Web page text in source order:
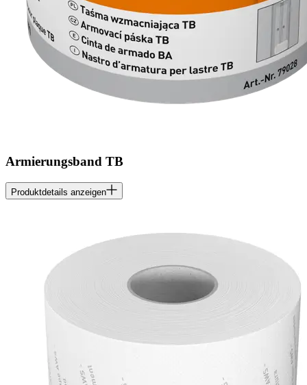
Armierungsband TB
Produktdetails anzeigen